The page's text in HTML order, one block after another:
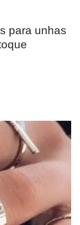
para unhas